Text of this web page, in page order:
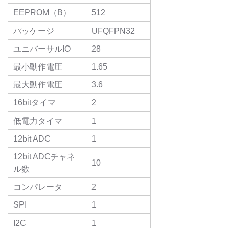
EEPROM（B）
512
パッケージ
UFQFPN32
ユニバーサルIO
28
最小動作電圧
1.65
最大動作電圧
3.6
16bitタイマ
2
低電力タイマ
1
12bit ADC
1
12bit ADCチャネ
ル数
10
コンパレータ
2
SPI
1
I2C
1